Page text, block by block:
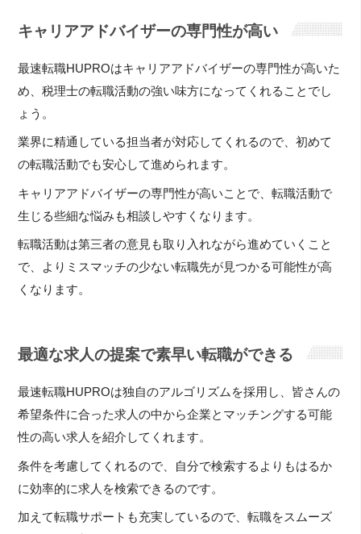
キャリアアドバイザーの専門性が高い
最速転職HUPROはキャリアアドバイザーの専門性が高いた
め、税理士の転職活動の強い味方になってくれることでし
ょう。
業界に精通している担当者が対応してくれるので、初めて
の転職活動でも安心して進められます。
キャリアアドバイザーの専門性が高いことで、転職活動で
生じる些細な悩みも相談しやすくなります。
転職活動は第三者の意見も取り入れながら進めていくこと
で、よりミスマッチの少ない転職先が見つかる可能性が高
くなります。
最適な求人の提案で素早い転職ができる
最速転職HUPROは独自のアルゴリズムを採用し、皆さんの
希望条件に合った求人の中から企業とマッチングする可能
性の高い求人を紹介してくれます。
条件を考慮してくれるので、自分で検索するよりもはるか
に効率的に求人を検索できるのです。
加えて転職サポートも充実しているので、転職をスムーズ